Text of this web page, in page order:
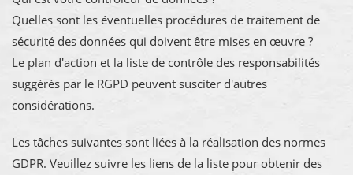
Quelles sont les éventuelles procédures de traitement de
sécurité des données qui doivent être mises en œuvre ?
Le plan d'action et la liste de contrôle des responsabilités
suggérés par le RGPD peuvent susciter d'autres
considérations.
Les tâches suivantes sont liées à la réalisation des normes
GDPR. Veuillez suivre les liens de la liste pour obtenir des